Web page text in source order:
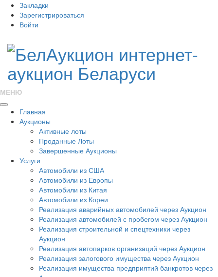
Закладки
Зарегистрироваться
Войти
МЕНЮ
Главная
Аукционы
Активные лоты
Проданные Лоты
Завершенные Аукционы
Услуги
Автомобили из США
Автомобили из Европы
Автомобили из Китая
Автомобили из Кореи
Реализация аварийных автомобилей через Аукцион
Реализация автомобилей с пробегом через Аукцион
Реализация строительной и спецтехники через
Аукцион
Реализация автопарков организаций через Аукцион
Реализация залогового имущества через Аукцион
Реализация имущества предприятий банкротов через